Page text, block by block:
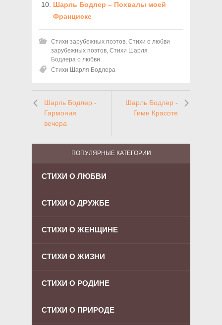
Шарль Бодлер – Похвалы моей
Франциске
Стихи зарубежных поэтов, Стихи о любви
зарубежных поэтов, Стихи Шарля
Бодлера о любви
Стихи Шарля Бодлера
Шарль Бодлер -
Гармония
вечера
Шарль Бодлер -
Гимн Красоте
ПОПУЛЯРНЫЕ КАТЕГОРИИ
СТИХИ О ЛЮБВИ
СТИХИ О ДРУЖБЕ
СТИХИ О ЖЕНЩИНЕ
СТИХИ О ЖИЗНИ
СТИХИ О РОДИНЕ
СТИХИ О ПРИРОДЕ